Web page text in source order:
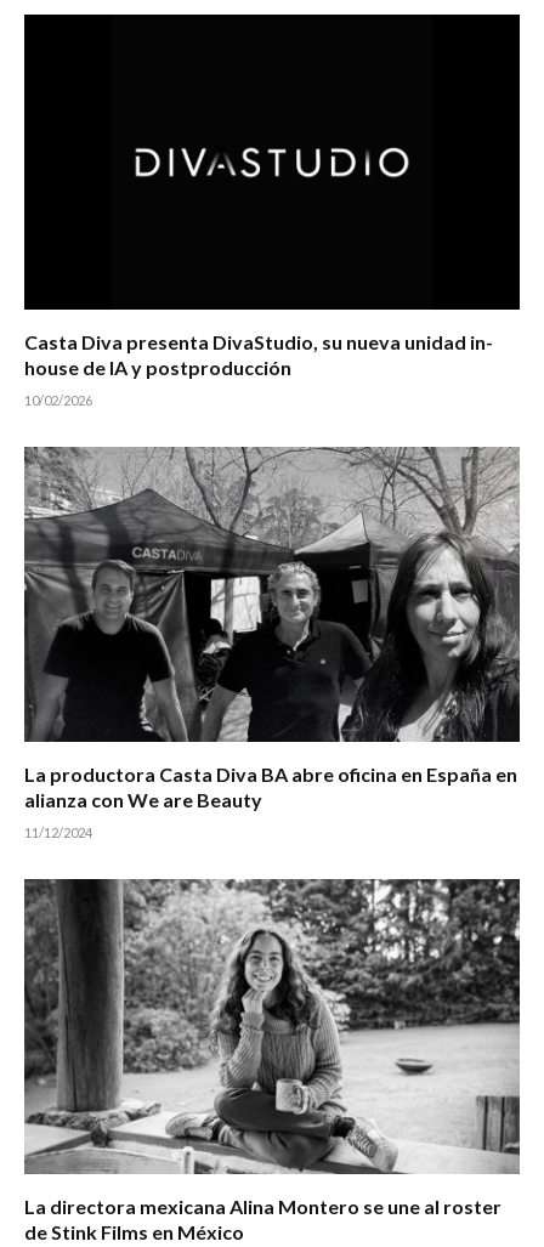
Casta Diva presenta DivaStudio, su nueva unidad in-
house de IA y postproducción
10/02/2026
La productora Casta Diva BA abre oficina en España en
alianza con We are Beauty
11/12/2024
La directora mexicana Alina Montero se une al roster
de Stink Films en México